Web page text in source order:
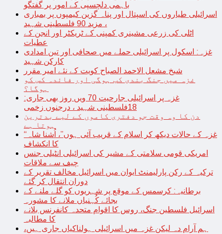
باہمی دلچسپی کے امور پر گفتگو
اسرائیلی طیاروں کی اسپتال اور پناہ گزین کیمپوں پر بمباری
، مزید 90 فلسطینی شہید
اٹلی کی زرعی مشینری کمپنی کے ٹریکٹر اور انجن کے
عطیات
غزہ: اسکول پر اسرائیلی حملے میں صحافی اور تین امدادی
کارکن شہید
شیخ مشعل الاحمد الصباح کویت کے نئے امیر مقرر
غزہ میں جنگ بندی کب ہوگی اور فائدہ کس کو
ہوگا؟
غزہ پر اسرائیلی جارحیت 70 ویں روز بھی جاری:
18فلسطینی شہید ، درجنوں زخمی
دن کا وہ وقت جو دفتری کاموں کے لیے بدترین
ہوتا ہے
“غزہ کے حالات دیکھ کر اسلام کے قریب آئی ہوں”، اُشنا شاہ
کا انکشاف
امریکی قومی سلامتی کے مشیر کی اسرائیلی انٹیلی جنس
چیف سے ملاقات
ترکیہ کے رکن پارلیمنٹ ایوان میں اسرائیل مخالف تقریر کے
دوران انتقال کر گئے
برطانیہ: کرسمس کے موقع پر شہریوں کو گلے ملنے کے
بجائے کُہنیاں ملانے کا مشورہ
اسرائیل فلسطین جنگ، روس کا اقوام متحدہ کانفرنس بلانے
کا مطالبہ
ہم آرام دہ لیکن غزہ میں اسرائیلی ہولناکیاں جاری ہیں،